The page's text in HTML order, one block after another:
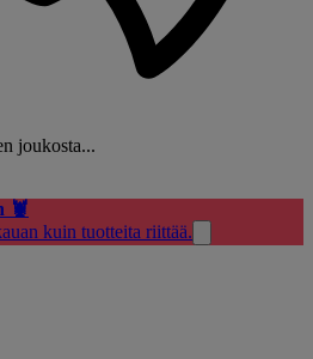
joukosta...
🦞
kuin tuotteita riittää.